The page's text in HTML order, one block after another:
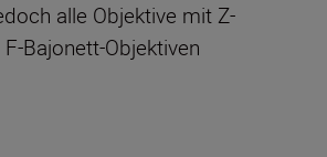
alle Objektive mit Z-
Bajonett-Objektiven